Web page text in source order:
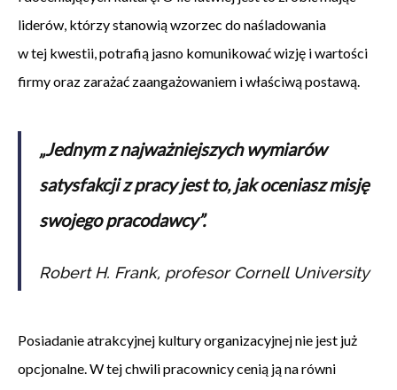
liderów, którzy stanowią wzorzec do naśladowania
w tej kwestii, potrafią jasno komunikować wizję i wartości
firmy oraz zarażać zaangażowaniem i właściwą postawą.
„Jednym z najważniejszych wymiarów
satysfakcji z pracy jest to, jak oceniasz misję
swojego pracodawcy”.
Robert H. Frank, profesor Cornell University
Posiadanie atrakcyjnej kultury organizacyjnej nie jest już
opcjonalne. W tej chwili pracownicy cenią ją na równi